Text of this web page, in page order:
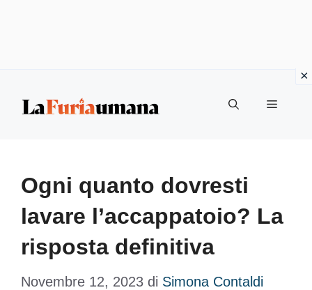
Menu
Ogni quanto dovresti
lavare l’accappatoio? La
risposta definitiva
Novembre 12, 2023 di Simona Contaldi